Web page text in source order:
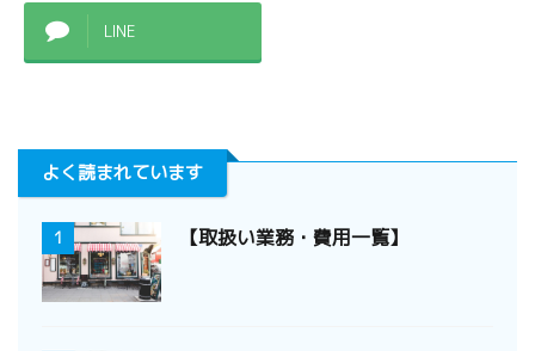
LINE
よく読まれています
1 【取扱い業務・費用一覧】